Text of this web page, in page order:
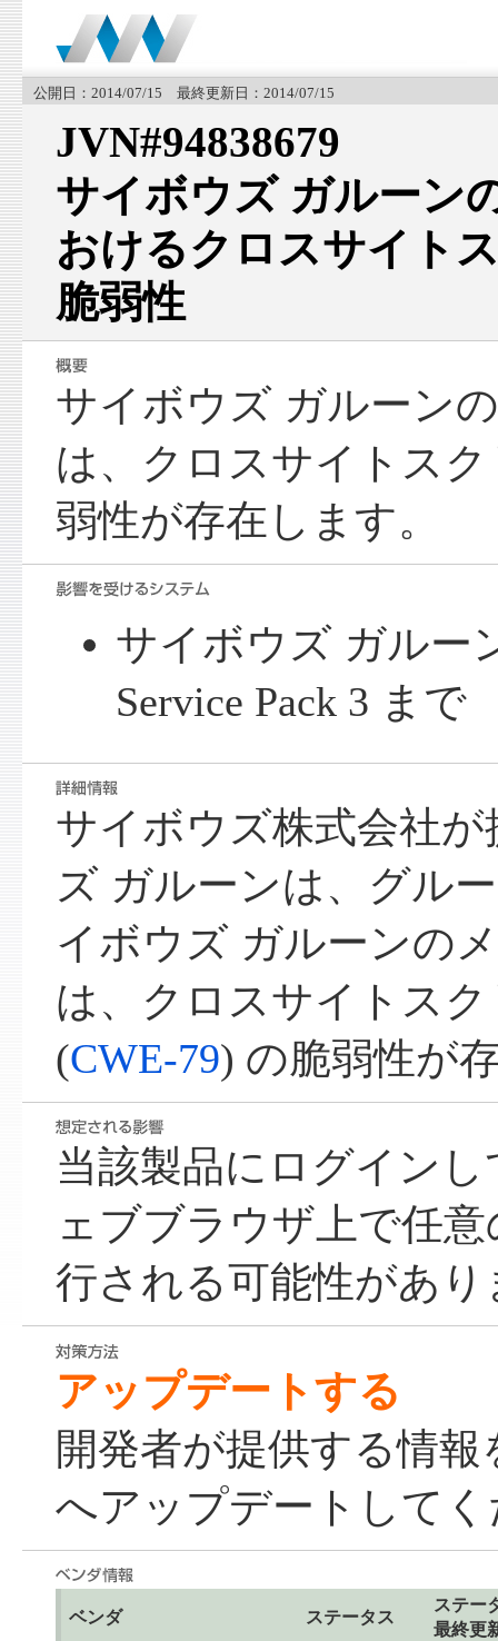
公開日：2014/07/15 最終更新日：2014/07/15
JVN#94838679
サイボウズ ガルーン
おけるクロスサイト
脆弱性
サイボウズ ガルーン
は、クロスサイトス
弱性が存在します。
サイボウズ ガルー
Service Pack 3 まで
サイボウズ株式会社
ズ ガルーンは、グル
イボウズ ガルーンの
は、クロスサイトス
(CWE-79) の脆弱性が
当該製品にログイン
ェブブラウザ上で任
行される可能性があり
アップデートする
開発者が提供する情
へアップデートして
ベンダ ステータス
ステー
最終更